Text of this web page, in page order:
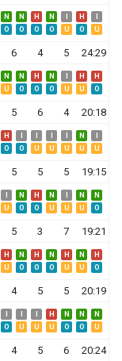
N N H N H
O O O O U O U
6 4 5 24:29
N N H N H
H
U O O O U U O
5 6 4 20:18
H N
O O U U U U U
5 5 5 19:15
N H N N
N
U O O U U U O
5 3 7 19:21
H N H N H N
H
U O O O U U O
4 5 5 20:19
H N N
N
O U U U O O U
4 5 6 20:24